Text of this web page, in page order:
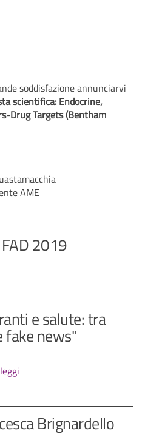
soddisfazione annunciarvi
scientifica: Endocrine,
Drug Targets (Bentham
AME
2019
e salute: tra
fake news"
leggi
Brignardello